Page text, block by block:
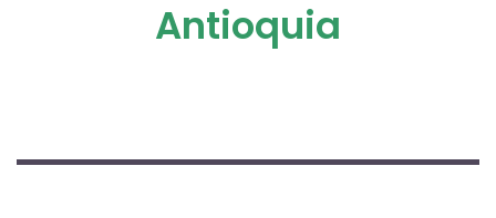
Antioquia